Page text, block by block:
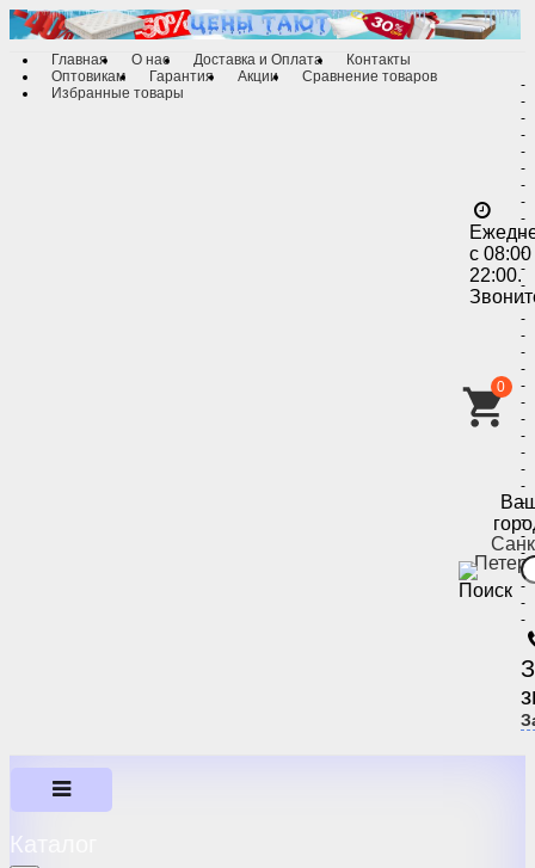
Главная О нас Доставка и Оплата
Контакты
Оптовикам
Гарантия Акции
Сравнение товаров
Избранные товары
с
22:00.
-
-
-
-
-
-
-
-
-
-
-
-
-
-
-
-
-
-
-
-
-
-
-
-
-
-
-
-
-
-
-
-
-
0
Каталог